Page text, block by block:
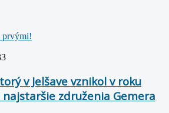
prvými!
v Jelšave vznikol v roku
združenia Gemera